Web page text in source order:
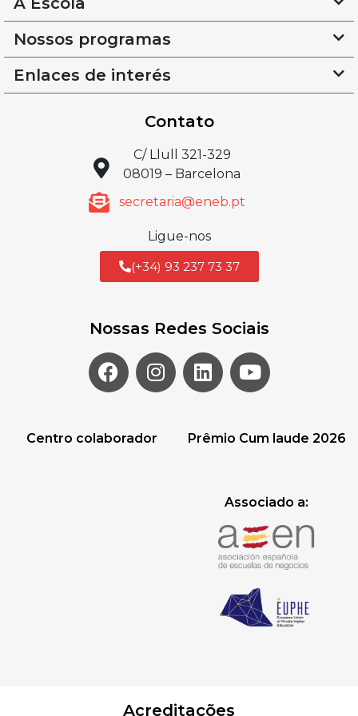
Nossos programas
Enlaces de interés
Contato
C/ Llull 321-329
08019 – Barcelona
secretaria@eneb.pt
Ligue-nos
(+34) 93 237 73 37
Nossas Redes Sociais
Centro colaborador Prêmio Cum laude 2026
Associado a:
Acreditações